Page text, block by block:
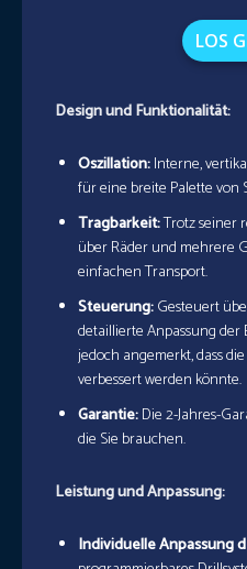
LOS
Design und Funktionalität:
Oszillation:Interne,
für eine breite Palette von
Tragbarkeit:Trotz seiner
über Räder und mehrere
einfachen Transport.
Steuerung:Gesteuert
detaillierte Anpassung der
jedoch angemerkt, dass
verbessert werden könnte.
Garantie:Die 2-Jahres-
die Sie brauchen.
Leistung und Anpassung:
Individuelle Anpassung